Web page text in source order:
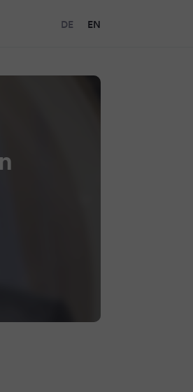
DE EN